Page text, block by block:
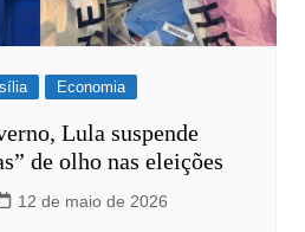
Economia
Lula suspende
de olho nas eleições
12 de maio de 2026